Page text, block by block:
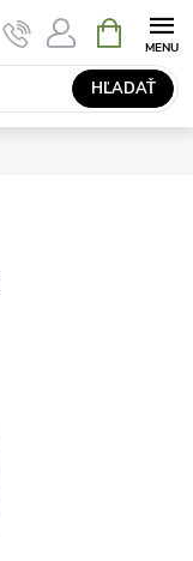
HĽADAŤ
KOŠÍK